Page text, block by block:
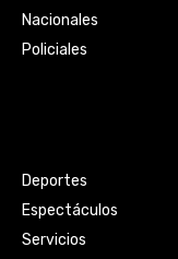
Nacionales
Policiales
Deportes
Espectáculos
Servicios